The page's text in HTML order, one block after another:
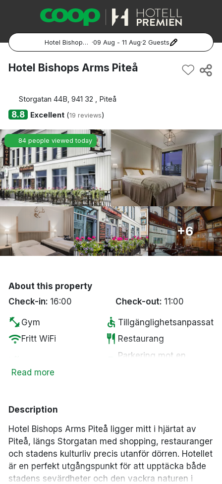
Hotel Bishops Arms Piteå ·09 Aug - 11 Aug·2 Guests
Popular Destinations:
Göteborg
Malmö
Hela Norge
Oslo
Bergen
Hela Danmark
Hotel Bishops Arms Piteå
Storgatan 44B, 941 32 , Piteå
8.8 Excellent(19 reviews)
84 people viewed today
+6
About this property
Check-in: 16:00 Check-out: 11:00
fitness_center Gym accessible Tillgänglighetsanpassat
wifiFritt WiFi restaurant Restaurang
Parkering mot en
Read more
Description
Hotel Bishops Arms Piteå ligger mitt i hjärtat av
Piteå, längs Storgatan med shopping, restauranger
och stadens kulturliv precis utanför dörren. Hotellet
är en perfekt utgångspunkt för att upptäcka både
stadens sevärdheter och den vackra naturen i